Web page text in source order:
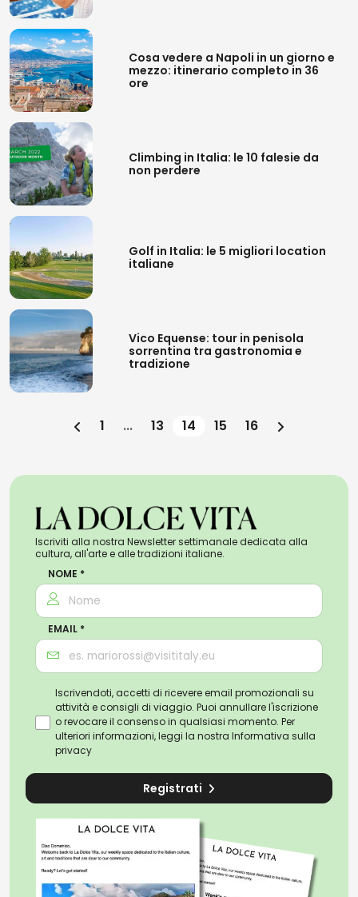
Cosa vedere a Napoli in un giorno e
mezzo: itinerario completo in 36
ore
Climbing in Italia: le 10 falesie da
non perdere
Golf in Italia: le 5 migliori location
italiane
Vico Equense: tour in penisola
sorrentina tra gastronomia e
tradizione
1 ... 13 14 15 16
Iscriviti alla nostra Newsletter settimanale dedicata alla
cultura, all'arte e alle tradizioni italiane.
NOME *
EMAIL *
Iscrivendoti, accetti di ricevere email promozionali su
attività e consigli di viaggio. Puoi annullare l'iscrizione
o revocare il consenso in qualsiasi momento. Per
ulteriori informazioni, leggi la nostra Informativa sulla
privacy
Registrati